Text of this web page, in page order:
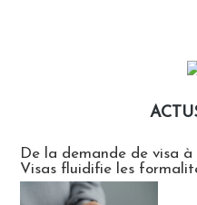
De la demande de visa
Visas fluidifie les